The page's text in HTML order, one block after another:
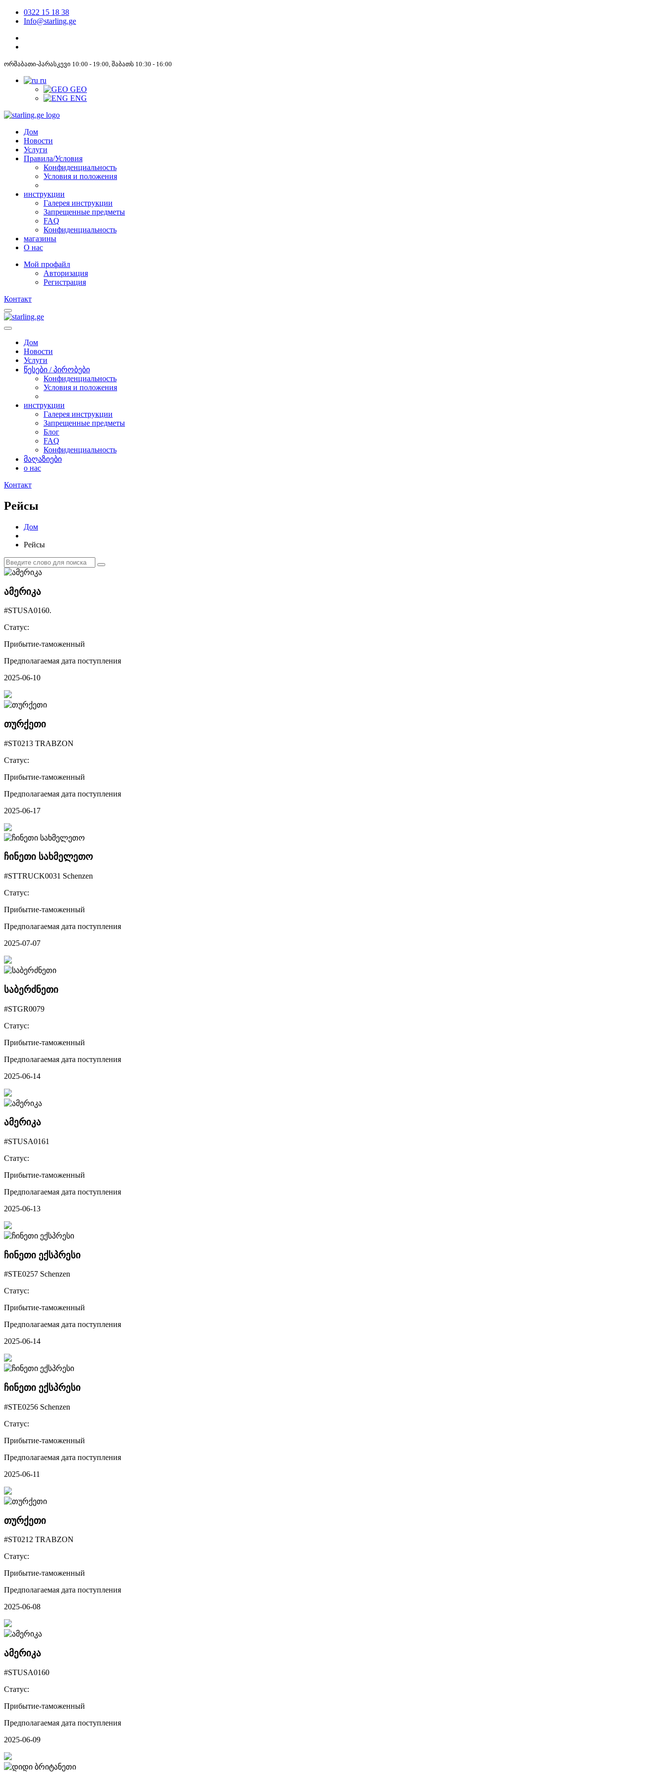
0322 15 18 38
Info@starling.ge
ორშაბათი-პარასკევი 10:00 - 19:00, შაბათს 10:30 - 16:00
ru
GEO
ENG
Дом
Новости
Услуги
Правила/Условия
Конфиденциальность
Условия и положения
инструкции
Галерея инструкции
Запрещенные предметы
FAQ
Конфиденциальность
магазины
O нас
Мой профайл
Авторизация
Регистрация
Контакт
Дом
Новости
Услуги
წესები / პირობები
Конфиденциальность
Условия и положения
инструкции
Галерея инструкции
Запрещенные предметы
Блог
FAQ
Конфиденциальность
მაღაზიები
о нас
Контакт
Рейсы
Дом
Рейсы
ამერიკა
#STUSA0160.
Статус:
Прибытие-таможенный
Предполагаемая дата поступления
2025-06-10
თურქეთი
#ST0213 TRABZON
Статус:
Прибытие-таможенный
Предполагаемая дата поступления
2025-06-17
ჩინეთი სახმელეთო
#STTRUCK0031 Schenzen
Статус:
Прибытие-таможенный
Предполагаемая дата поступления
2025-07-07
საბერძნეთი
#STGR0079
Статус:
Прибытие-таможенный
Предполагаемая дата поступления
2025-06-14
ამერიკა
#STUSA0161
Статус:
Прибытие-таможенный
Предполагаемая дата поступления
2025-06-13
ჩინეთი ექსპრესი
#STE0257 Schenzen
Статус:
Прибытие-таможенный
Предполагаемая дата поступления
2025-06-14
ჩინეთი ექსპრესი
#STE0256 Schenzen
Статус:
Прибытие-таможенный
Предполагаемая дата поступления
2025-06-11
თურქეთი
#ST0212 TRABZON
Статус:
Прибытие-таможенный
Предполагаемая дата поступления
2025-06-08
ამერიკა
#STUSA0160
Статус:
Прибытие-таможенный
Предполагаемая дата поступления
2025-06-09